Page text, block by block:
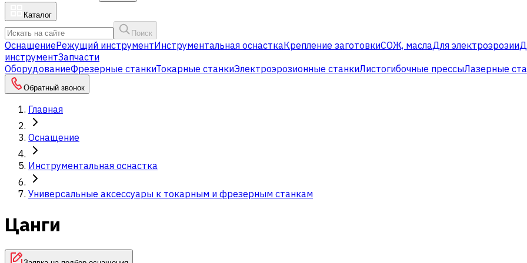
Каталог
Поиск
ОснащениеРежущий инструментИнструментальная оснасткаКрепление заготовкиСОЖ, маслаДля электроэрозии
инструментЗапчасти
ОборудованиеФрезерные станкиТокарные станкиЭлектроэрозионные станкиЛистогибочные прессыЛазерные
Обратный звонок
Главная
Оснащение
Инструментальная оснастка
Универсальные аксессуары к токарным и фрезерным станкам
Цанги